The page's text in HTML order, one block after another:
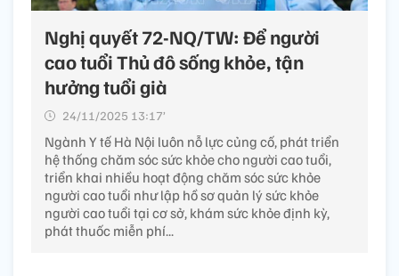
Nghị quyết 72-NQ/TW: Để người
cao tuổi Thủ đô sống khỏe, tận
hưởng tuổi già
24/11/2025 13:17’
Ngành Y tế Hà Nội luôn nỗ lực củng cố, phát triển
hệ thống chăm sóc sức khỏe cho người cao tuổi,
triển khai nhiều hoạt động chăm sóc sức khỏe
người cao tuổi như lập hồ sơ quản lý sức khỏe
người cao tuổi tại cơ sở, khám sức khỏe định kỳ,
phát thuốc miễn phí...